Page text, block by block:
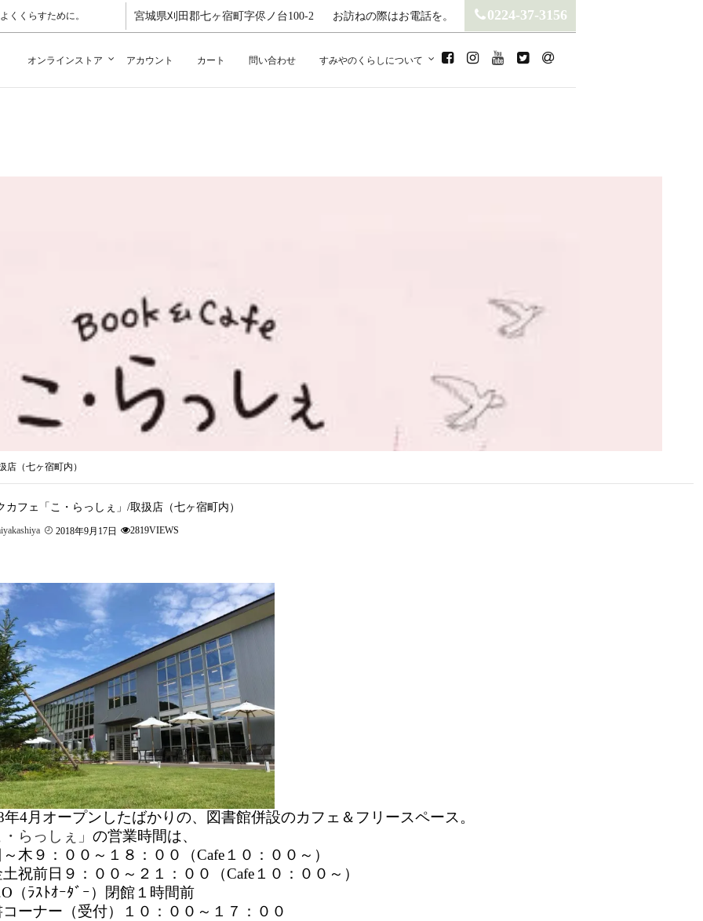
くくらすために。 宮城県刈田郡七ヶ宿町字侭ノ台100-2 お訪ねの際はお電話を。 0224-37-3156
オンラインストア アカウント カート 問い合わせ すみやのくらしについて
店（七ヶ宿町内）
カフェ「こ・らっしぇ」/取扱店（七ヶ宿町内）
2018年9月17日 2819VIEWS
年4月オープンしたばかりの、図書館併設のカフェ＆フリースペース。
らっしぇ」 の営業時間は、
木９：００～１８：００（Cafe１０：００～）
祝前日９：００～２１：００（Cafe１０：００～）
（ﾗｽﾄｵｰﾀﾞｰ）閉館１時間前
ーナー（受付）１０：００～１７：００